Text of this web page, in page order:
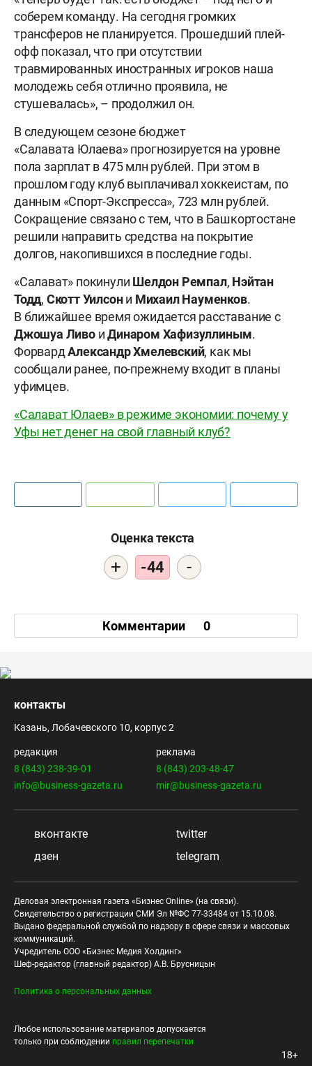
соберем команду. На сегодня громких
трансферов не планируется. Прошедший плей-
офф показал, что при отсутствии
травмированных иностранных игроков наша
молодежь себя отлично проявила, не
стушевалась», – продолжил он.
В следующем сезоне бюджет
«Салавата Юлаева» прогнозируется на уровне
пола зарплат в 475 млн рублей. При этом в
прошлом году клуб выплачивал хоккеистам, по
данным «Спорт-Экспресса», 723 млн рублей.
Сокращение связано с тем, что в Башкортостане
решили направить средства на покрытие
долгов, накопившихся в последние годы.
«Салават» покинули Шелдон Ремпал, Нэйтан
Тодд, СкоттУилсони МихаилНауменков.
В ближайшее время ожидается расставание с
Джошуа Ливо иДинаром Хафизуллиным.
ФорвардАлександрХмелевский, как мы
сообщали ранее, по-прежнему входит в планы
уфимцев.
«Салават Юлаев» в режиме экономии: почему у
Уфы нет денег на свой главный клуб?
Оценка текста
+ -44 -
Комментарии 0
контакты
Казань, Лобачевского 10, корпус 2
редакция
8 (843) 238-39-01
info@business-gazeta.ru
реклама
8 (843) 203-48-47
mir@business-gazeta.ru
вконтакте
twitter
дзен
telegram
Деловая электронная газета «Бизнес Online» (на связи).
Свидетельство о регистрации СМИ Эл №ФС 77-33484 от 15.10.08.
Выдано федеральной службой по надзору в сфере связи и массовых
коммуникаций.
Учредитель ООО «Бизнес Медия Холдинг»
Шеф-редактор (главный редактор) А.В. Брусницын
Политика о персональных данных
Любое использование материалов допускается
только при соблюдении правил перепечатки
18+